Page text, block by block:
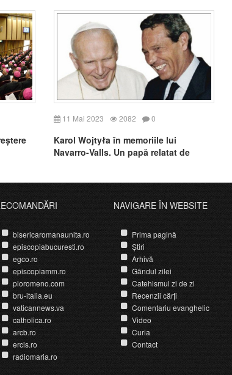
11 Mai 2023 2082 0
Karol Wojtyła în memoriile lui
Navarro-Valls. Un papă relatat de
bisericaromanaunita.ro
episcopiabucuresti.ro
egco.ro
episcopiamm.ro
pioromeno.com
bru-italia.eu
vaticannews.va
catholica.ro
arcb.ro
ercis.ro
radiomaria.ro
NAVIGARE ÎN WEBSITE
Prima pagină
Știri
Arhivă
Gândul zilei
Catehismul zi de zi
Recenzii cărți
Comentariu evanghelic
Video
Curia
Contact